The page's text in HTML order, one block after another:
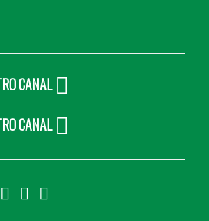
CANAL
CANAL